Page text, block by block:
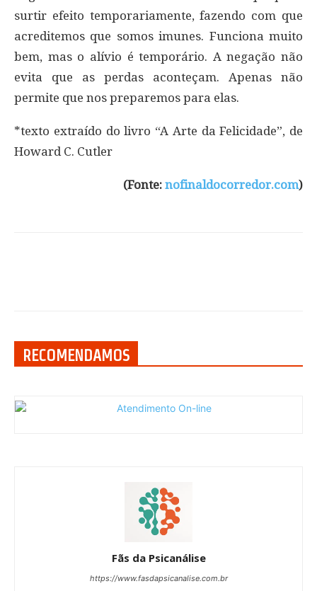
surtir efeito temporariamente, fazendo com que
acreditemos que somos imunes. Funciona muito
bem, mas o alívio é temporário. A negação não
evita que as perdas aconteçam. Apenas não
permite que nos preparemos para elas.
*texto extraído do livro “A Arte da Felicidade”, de
Howard C. Cutler
(Fonte: nofinaldocorredor.com)
RECOMENDAMOS
Fãs da Psicanálise
https://www.fasdapsicanalise.com.br